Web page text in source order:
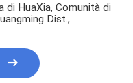
di HuaXia, Comunità di
Dist.,